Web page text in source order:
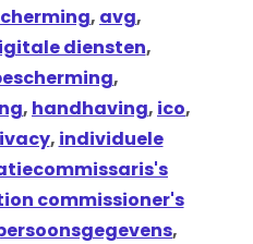
, avg,
diensten,
,
, handhaving, ico,
, individuele
commissioner's
,